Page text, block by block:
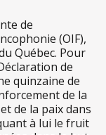
de
(OIF),
Québec. Pour
de
quinzaine de
de la
de la paix dans
à lui le fruit